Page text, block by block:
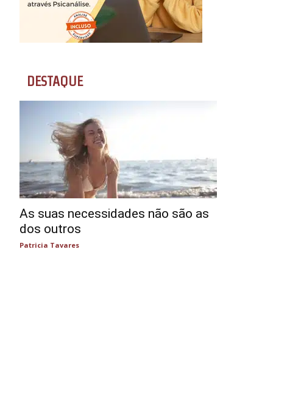
DESTAQUE
As suas necessidades não são as
dos outros
Patricia Tavares